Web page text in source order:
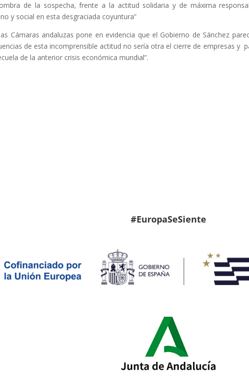
de la sospecha, frente a la actitud solidaria y de máxima
y social en esta desgraciada coyuntura”
Cámaras andaluzas pone en evidencia que el Gobierno de Sánchez
de esta incomprensible actitud no sería otra el cierre de empresas y
de la anterior crisis económica mundial”.
#EuropaSeSiente